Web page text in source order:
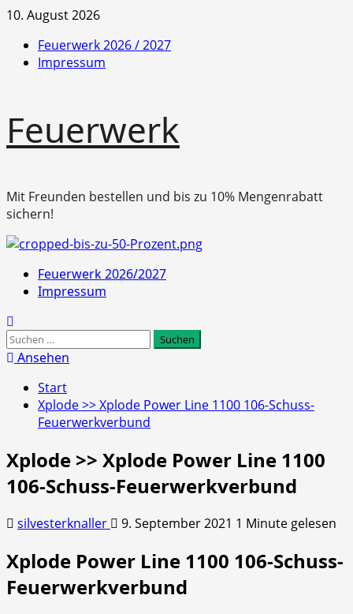
Zum
springen
10. August 2026
Feuerwerk 2026 / 2027
Impressum
Feuerwerk
Mit Freunden bestellen und bis zu 10% Mengenrabatt
sichern!
Primäres
Menü
Feuerwerk 2026/2027
Impressum
Suchen
nach:
Ansehen
Start
Xplode >> Xplode Power Line 1100 106-Schuss-
Feuerwerkverbund
Xplode >> Xplode Power Line 1100
106-Schuss-Feuerwerkverbund
silvesterknaller 9. September 2021 1 Minute gelesen
Xplode Power Line 1100 106-Schuss-
Feuerwerkverbund